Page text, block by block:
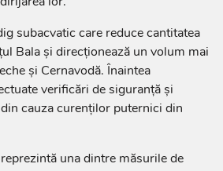
subacvatic care reduce cantitatea
Bala și direcționează un volum mai
și Cernavodă. Înaintea
verificări de siguranță și
cauza curenților puternici din
una dintre măsurile de